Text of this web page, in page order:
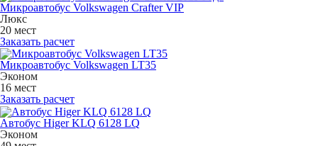
Микроавтобус Volkswagen Crafter VIP
Люкс
20 мест
Заказать расчет
Микроавтобус Volkswagen LT35
Эконом
16 мест
Заказать расчет
Автобус Higer KLQ 6128 LQ
Эконом